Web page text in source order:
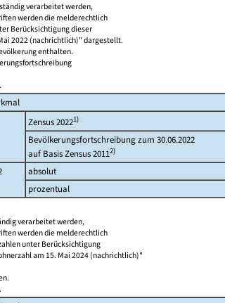
verarbeitet werden,
werden die melderechtlich
Berücksichtigung dieser
2022 (nachrichtlich)" dargestellt.
enthalten.
Zensus 20221)
Bevölkerungsfortschreibung zum 30.06.2022
auf Basis Zensus 20112)
absolut
prozentual
verarbeitet werden,
werden die melderechtlich
unter Berücksichtigung
am 15. Mai 2024 (nachrichtlich)"